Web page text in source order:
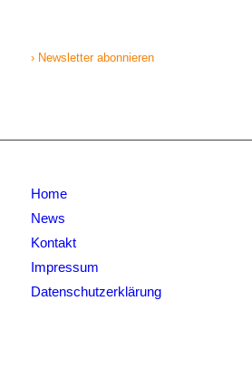
› Newsletter abonnieren
Home
News
Kontakt
Impressum
Datenschutzerklärung